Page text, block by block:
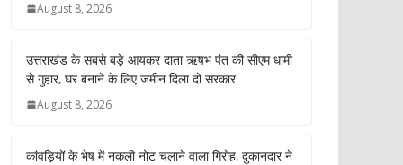
August 8, 2026
उत्तराखंड के सबसे बड़े आयकर दाता ऋषभ पंत की सीएम धामी
से गुहार, घर बनाने के लिए जमीन दिला दो सरकार
August 8, 2026
कांवड़ियों के भेष में नकली नोट चलाने वाला गिरोह, दुकानदार ने